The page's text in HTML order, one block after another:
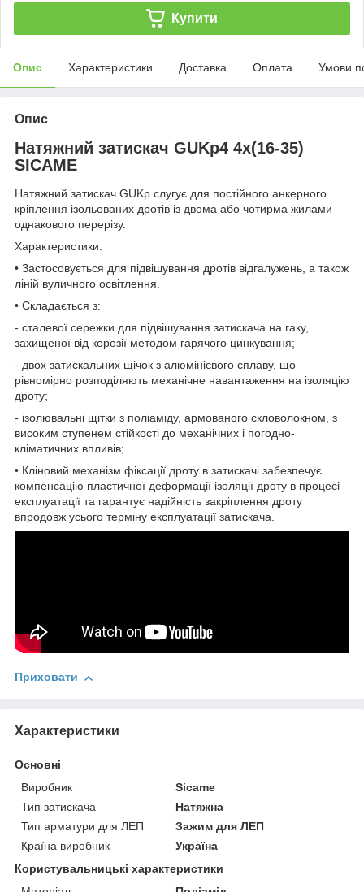
Купити
Опис Характеристики Доставка Оплата Умови
Опис
Натяжний затискач GUKp4 4x(16-35)
SICAME
Натяжний затискач GUKp слугує для постійного анкерного
кріплення ізольованих дротів із двома або чотирма жилами
однакового перерізу.
Характеристики:
• Застосовується для підвішування дротів відгалужень, а також
ліній вуличного освітлення.
• Складається з:
- сталевої сережки для підвішування затискача на гаку,
захищеної від корозії методом гарячого цинкування;
- двох затискальних щічок з алюмінієвого сплаву, що
рівномірно розподіляють механічне навантаження на ізоляцію
дроту;
- ізолювальні щітки з поліаміду, армованого скловолокном, з
високим ступенем стійкості до механічних і погодно-
кліматичних впливів;
• Кліновий механізм фіксації дроту в затискачі забезпечує
компенсацію пластичної деформації ізоляції дроту в процесі
експлуатації та гарантує надійність закріплення дроту
впродовж усього терміну експлуатації затискача.
Приховати
Характеристики
Основні
Виробник
Sicame
Тип затискача
Натяжна
Тип арматури для ЛЕП
Зажим для ЛЕП
Країна виробник
Україна
Користувальницькі характеристики